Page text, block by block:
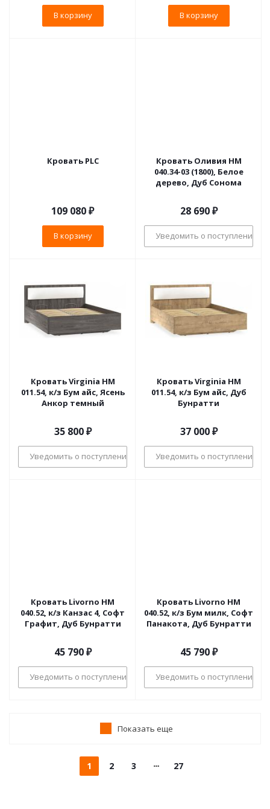
В корзину В корзину
Кровать PLC
109 080₽
В корзину
Кровать Оливия НМ
040.34-03 (1800), Белое
дерево, Дуб Сонома
28 690₽
Уведомить о поступлении
Кровать Virginia НМ
011.54, к/з Бум айс, Ясень
Анкор темный
35 800₽
Уведомить о поступлении
Кровать Virginia НМ
011.54, к/з Бум айс, Дуб
Бунратти
37 000₽
Уведомить о поступлении
Кровать Livorno НМ
040.52, к/з Канзас 4, Софт
Графит, Дуб Бунратти
45 790₽
Уведомить о поступлении
Кровать Livorno НМ
040.52, к/з Бум милк, Софт
Панакота, Дуб Бунратти
45 790₽
Уведомить о поступлении
Показать еще
1 2 3 27